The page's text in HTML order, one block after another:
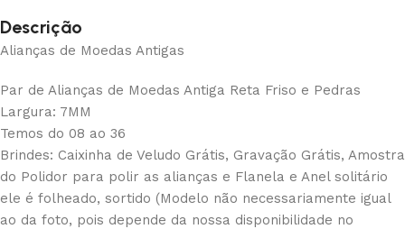
Descrição
Alianças de Moedas Antigas
Par de Alianças de Moedas Antiga Reta Friso e Pedras
Largura: 7MM
Temos do 08 ao 36
Brindes: Caixinha de Veludo Grátis, Gravação Grátis, Amostra
do Polidor para polir as alianças e Flanela e Anel solitário
ele é folheado, sortido (Modelo não necessariamente igual
ao da foto, pois depende da nossa disponibilidade no